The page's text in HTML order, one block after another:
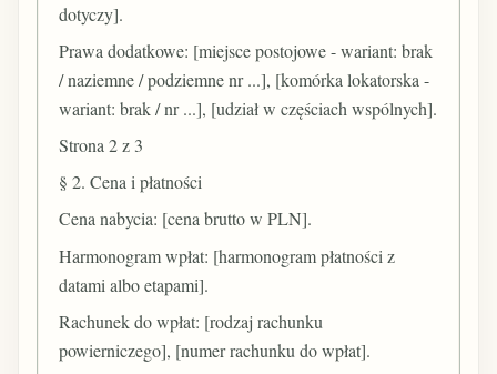
dotyczy].
Prawa dodatkowe: [miejsce postojowe - wariant: brak
/ naziemne / podziemne nr ...], [komórka lokatorska -
wariant: brak / nr ...], [udział w częściach wspólnych].
Strona 2 z 3
§ 2. Cena i płatności
Cena nabycia: [cena brutto w PLN].
Harmonogram wpłat: [harmonogram płatności z
datami albo etapami].
Rachunek do wpłat: [rodzaj rachunku
powierniczego], [numer rachunku do wpłat].